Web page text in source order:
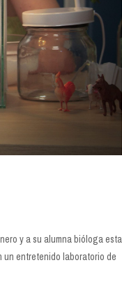
y a su alumna bióloga esta
un entretenido laboratorio de